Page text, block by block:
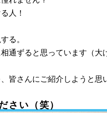
人！
る。
通ずると思っています（大
皆さんにご紹介しようと思
さい（笑）